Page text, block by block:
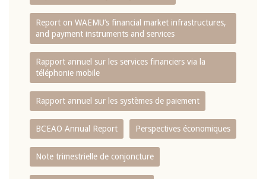
Report on WAEMU’s financial market infrastructures,
and payment instruments and services
Rapport annuel sur les services financiers via la
téléphonie mobile
Rapport annuel sur les systèmes de paiement
BCEAO Annual Report Perspectives économiques
Note trimestrielle de conjoncture